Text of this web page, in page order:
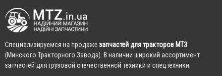
Cпециализируемся на продаже запчастей для тракторов МТЗ
(Минского Тракторного Завода). В наличии широкий ассортимент
запчастей для грузовой отечественной техники и спецтехники.